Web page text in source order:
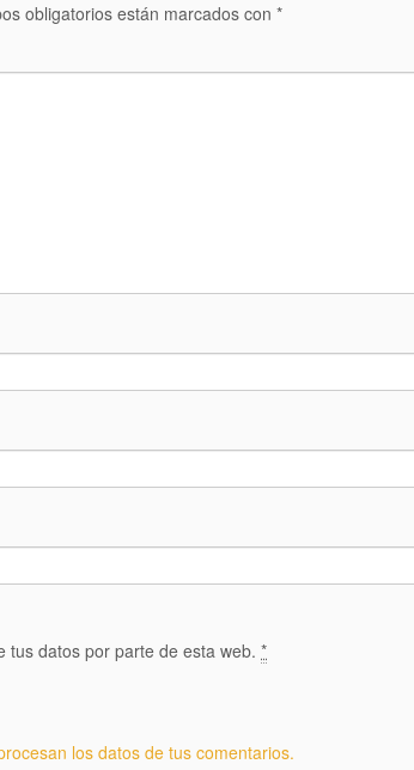
obligatorios están marcados con *
tus datos por parte de esta web. *
los datos de tus comentarios.